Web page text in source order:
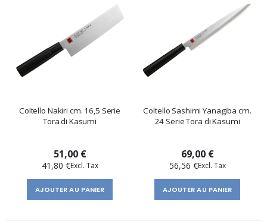
Coltello Nakiri cm. 16,5 Serie
Tora di Kasumi
51,00 €
41,80 €
AJOUTER AU PANIER
Coltello Sashimi Yanagiba cm.
24 Serie Tora di Kasumi
69,00 €
56,56 €
AJOUTER AU PANIER